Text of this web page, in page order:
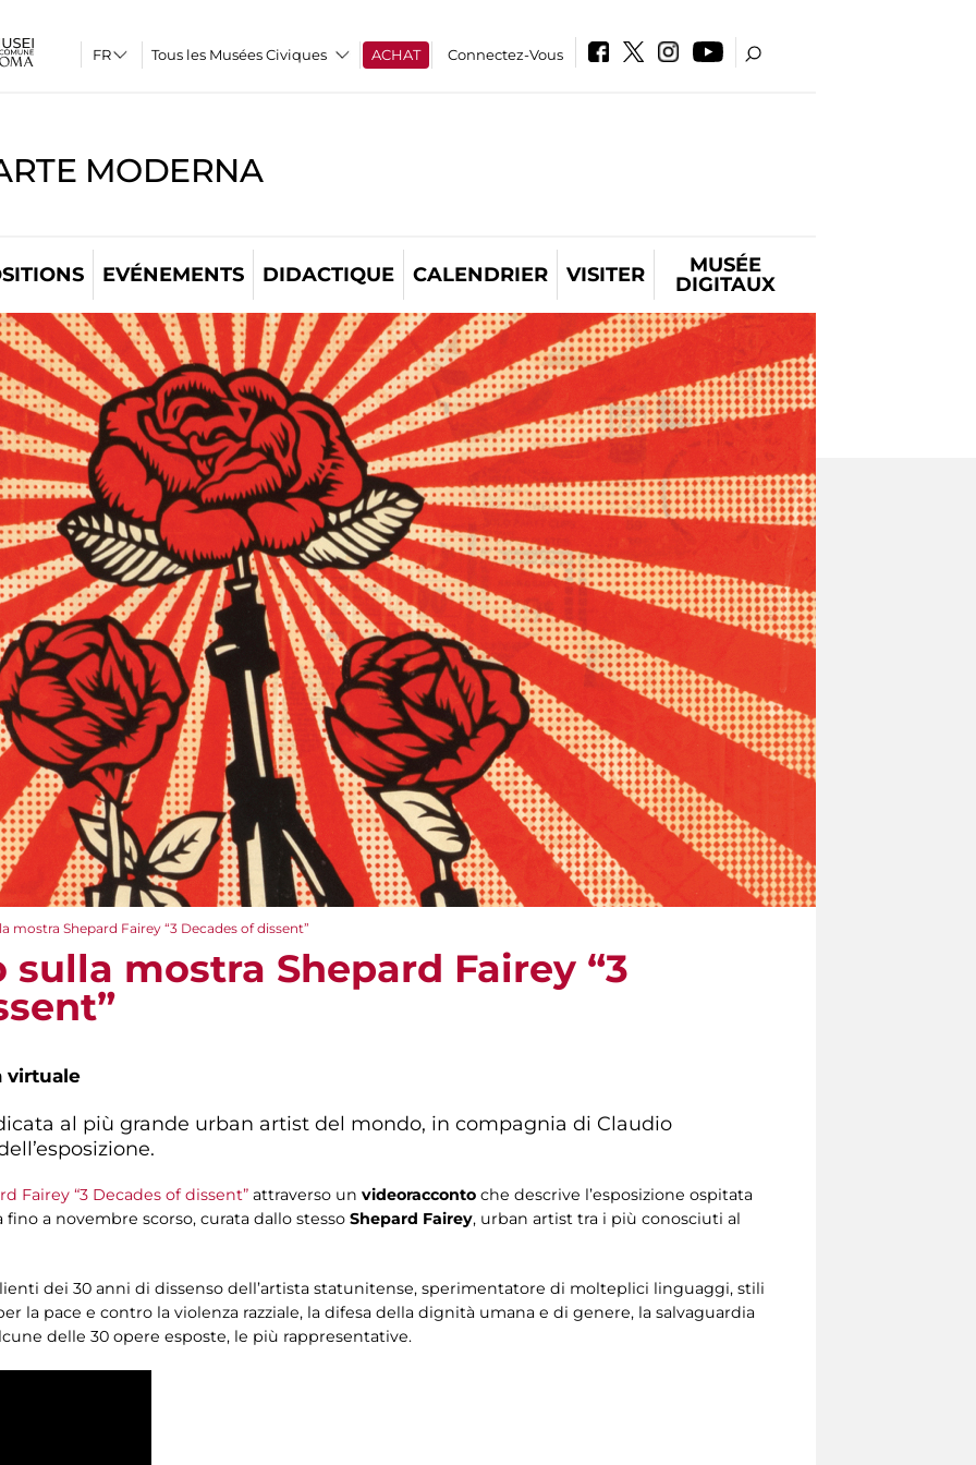
Tous les Musées Civiques ACHAT Connectez-Vous
MODERNA
EVÉNEMENTS DIDACTIQUE CALENDRIER VISITER
MUSÉE
DIGITAUX
mostra Shepard Fairey “3 Decades of dissent”
mostra Shepard Fairey “3
virtuale
al più grande urban artist del mondo, in compagnia di Claudio
Fairey “3 Decades of dissent” attraverso un videoracconto che descrive l’esposizione ospitata
fino a novembre scorso, curata dallo stesso Shepard Fairey, urban artist tra i più conosciuti al
dei 30 anni di dissenso dell’artista statunitense, sperimentatore di molteplici linguaggi, stili
la pace e contro la violenza razziale, la difesa della dignità umana e di genere, la salvaguardia
delle 30 opere esposte, le più rappresentative.